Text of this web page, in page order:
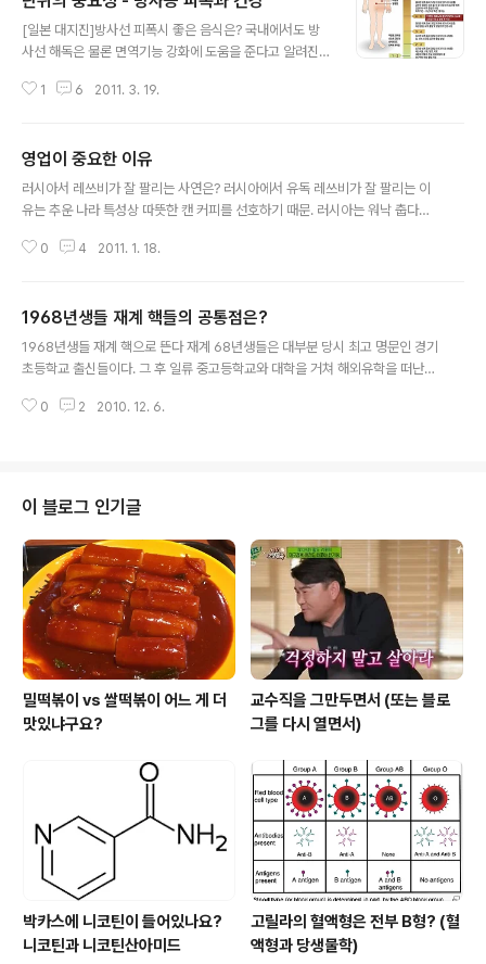
가 좀 느겨지더군요. 저는 사실 네이버를 거의 사용하지 않
고 다음을 주로 사용합니다만 SNS 연계성에 있어서 네이
다. 페이스북에 영화 정보를 링크시켜보도록 하죠. 영화는
[일본 대지진]방사선 피폭시 좋은 음식은? 국내에서도 방
사선 해독은 물론 면역기능 강화에 도움을 준다고 알려진
식으로는 요오드가 풍부하게 함유돼 있는 다시마와 김, 미
생략) 저 기사를 읽어본 느낌은 이렇습니다. "인생 너무 쉽
게 살려고 하지 맙시다." 아마 조만간에 황사에 좋은 음식
기사도 나오겠지만 음식으로 해결할 것이 있고 아닌 것이
참고하시구요.(황사에 삼겹살?) 하지만 저 기사에 나온 아
1 6 2011. 3. 19.
영업이 중요한 이유
러시아서 레쓰비가 잘 팔리는 사연은? 러시아에서 유독 레쓰비가 잘 팔리는 이
유는 추운 나라 특성상 따뜻한 캔 커피를 선호하기 때문. 러시아는 워낙 춥다보
매상에게 온장고를 별도 지원해줄 정도로 영업에 적극적이다. 과학기술자들은
레쓰비가 많이 팔린다고 하더군요. 그런데 그 이유 중의 하나가 온장고 지원이
라고 합니다. 예전에 들은 이야기인데 우리나라 아이스크림 시장에서 가장 많은
히트 상품을 만든 곳은 빙그레라더군요. 하지만 시간이 지나면 롯데가 앞선답니
0 4 2011. 1. 18.
1968년생들 재계 핵들의 공통점은?
1968년생들 재계 핵으로 뜬다 재계 68년생들은 대부분 당시 최고 명문인 경기
초등학교 출신들이다. 그 후 일류 중고등학교와 대학을 거쳐 해외유학을 떠난
다. 어린 시절부터 글로벌 경영자 교육을 받은 셈이다. 그리고 회사에 임원으로
부모 세대의 의지가 들어 있다"고 전했다. 경기초등학교. 서대문에 있는 경기초
등학교는 모 고등학교와 같은 재단이고 학교가 붙어 있었답니다. (지금은 잘 모
르겠습니다.) 그 고등..
0 2 2010. 12. 6.
이 블로그 인기글
밀떡볶이 vs 쌀떡볶이 어느 게 더
맛있냐구요?
교수직을 그만두면서 (또는 블로
그를 다시 열면서)
박카스에 니코틴이 들어있나요?
니코틴과 니코틴산아미드
고릴라의 혈액형은 전부 B형? (혈
액형과 당생물학)